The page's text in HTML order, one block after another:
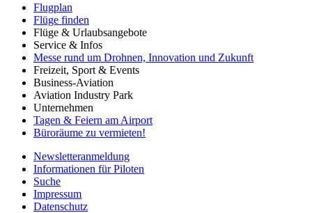
Flugplan
Flüge finden
Flüge & Urlaubsangebote
Service & Infos
Messe rund um Drohnen, Innovation und Zukunft
Freizeit, Sport & Events
Business-Aviation
Aviation Industry Park
Unternehmen
Tagen & Feiern am Airport
Büroräume zu vermieten!
Newsletteranmeldung
Informationen für Piloten
Suche
Impressum
Datenschutz